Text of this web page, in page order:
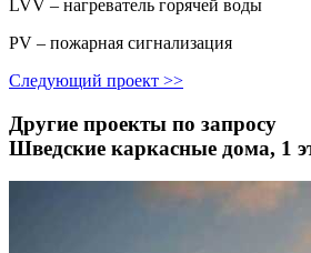
LVV – нагреватель горячей воды
PV – пожарная сигнализация
Следующий проект >>
Другие проекты по запросу
Шведские каркасные дома, 1